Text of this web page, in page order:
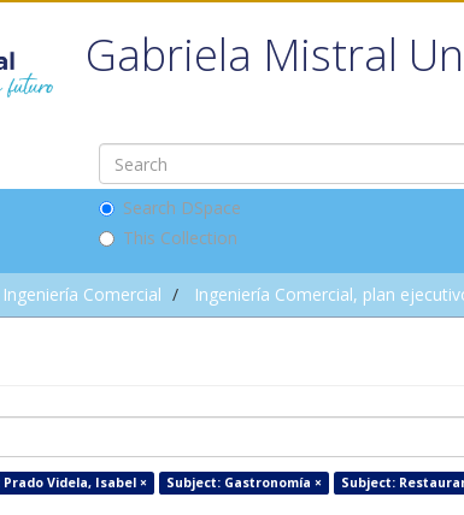
Gabriela Mistral
Search DSpace
This Collection
Ingeniería Comercial Ingeniería Comercial, plan
Videla, Isabel × Subject: Gastronomía × Subject: